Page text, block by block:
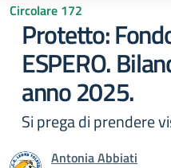
Circolare 172
Protetto:
ESPERO.
anno 2025.
Si prega di prendere
Antonia Abbiati